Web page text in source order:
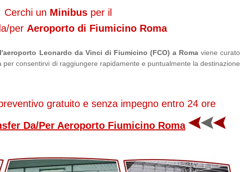
Cerchi un Minibus per il
per Aeroporto di Fiumicino Roma
Leonardo da Vinci di Fiumicino (FCO) a Romaviene curato
consentirvi di raggiungere rapidamente e puntualmente la destinazione
gratuito e senza impegno entro 24 ore
Da/Per Aeroporto Fiumicino Roma